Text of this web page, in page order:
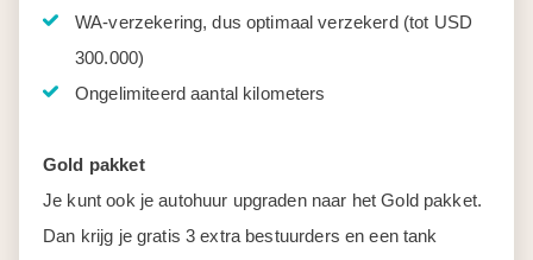
WA-verzekering, dus optimaal verzekerd (tot USD
300.000)
Ongelimiteerd aantal kilometers
Gold pakket
Je kunt ook je autohuur upgraden naar het Gold pakket.
Dan krijg je gratis 3 extra bestuurders en een tank